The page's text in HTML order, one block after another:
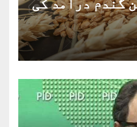
لاکھ ٹن گندم درآمد کی